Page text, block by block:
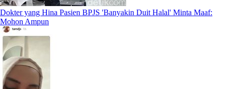
Dokter yang Hina Pasien BPJS 'Banyakin Duit Halal' Minta Maaf:
Mohon Ampun